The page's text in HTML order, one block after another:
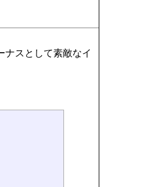
ナスとして素敵なイ